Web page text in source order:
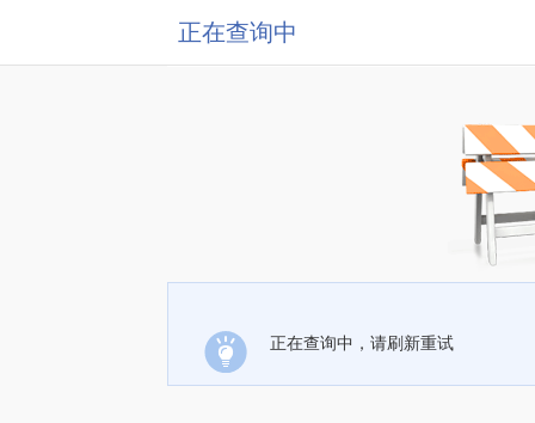
正在查询中
正在查询中，请刷新重试